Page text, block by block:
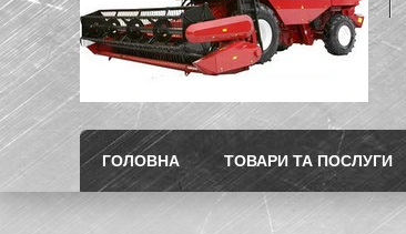
ГОЛОВНА ТОВАРИ ТА ПОСЛУГИ